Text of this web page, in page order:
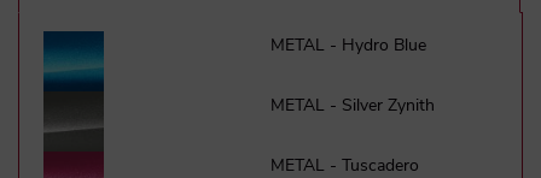
METAL - Hydro Blue
METAL - Silver Zynith
METAL - Tuscadero